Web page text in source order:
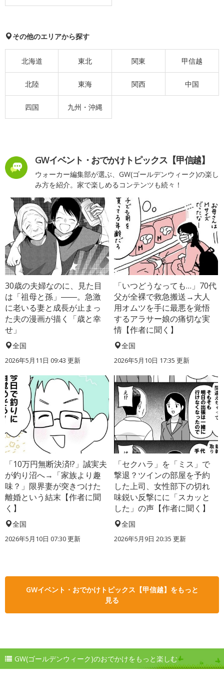
その他のエリアから探す
北海道 東北 関東 甲信越
北陸 東海 関西 中国
四国 九州・沖縄
GWイベント・おでかけトピックス【甲信越】
ウォーカー編集部が選ぶ、GW(ゴールデンウィーク)の楽し
み方を紹介。家で楽しめるコンテンツも続々！
30歳の夫婦なのに、見た目
は「祖母と孫」――。急激
に老いる妻と成長が止まっ
た夫の漫画が描く「歳と幸
せ」
全国
2026年5月11日 09:43 更新
「いつどうなっても…」70代
父が全裸で救急搬送→大人
用オムツを手に最悪を覚悟
するアラサー娘の痛切な実
情【作者に聞く】
全国
2026年5月10日 17:35 更新
「10万円無断決済!?」誠実夫
が釣り沼へ→「家族より趣
味？」限界妻が突きつけた
離婚という結末【作者に聞
く】
全国
2026年5月10日 07:30 更新
「セクハラ」を「ミス」で
撃退？ツインの部屋を予約
した上司、女性部下の切れ
味鋭い反撃にに「スカッと
した」の声【作者に聞く】
全国
2026年5月9日 20:35 更新
GWイベント・おでかけトピックス【甲信越】をもっと
見る
GW(ゴールデンウィーク)のおでかけをもっと楽しむ